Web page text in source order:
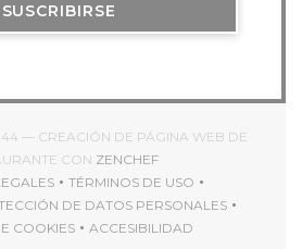
SUSCRIBIRSE
— CREACIÓN DE PÁGINA WEB DE
CON ZENCHEF((ABRE EN UNA
EN UNA NUEVA VENTANA))
TÉRMINOS DE USO
((ABRE EN UNA NUEVA
DE DATOS PERSONALES
((ABRE EN UNA NUEVA VENTANA))
COOKIES
((ABRE EN UNA NUEVA VENTANA))
ACCESIBILIDAD
((ABRE EN UNA NUEVA